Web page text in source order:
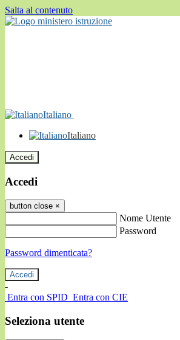
Salta al contenuto
Italiano
Italiano
Accedi
Accedi
button close ×
Nome Utente
Password
Password dimenticata?
-
Entra con SPID Entra con CIE
Seleziona utente